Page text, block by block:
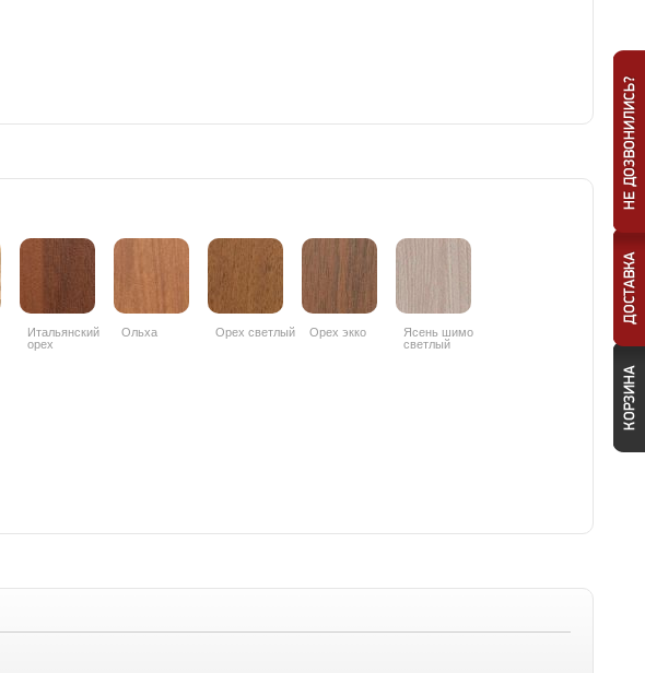
Итальянский
орех
Ольха Орех светлый Орех экко
Ясень шимо
светлый